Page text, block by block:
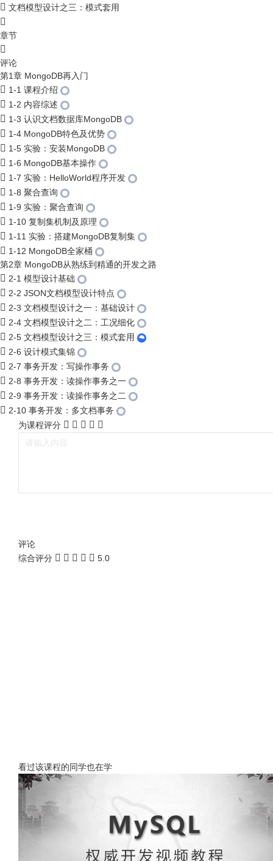
文档模型设计之三：模式套用
章节
评论
第1章 MongoDB再入门
1-1 课程介绍
1-2 内容综述
1-3 认识文档数据库MongoDB
1-4 MongoDB特色及优势
1-5 实验：安装MongoDB
1-6 MongoDB基本操作
1-7 实验：HelloWorld程序开发
1-8 聚合查询
1-9 实验：聚合查询
1-10 复制集机制及原理
1-11 实验：搭建MongoDB复制集
1-12 MongoDB全家桶
第2章 MongoDB从熟练到精通的开发之路
2-1 模型设计基础
2-2 JSON文档模型设计特点
2-3 文档模型设计之一：基础设计
2-4 文档模型设计之二：工况细化
2-5 文档模型设计之三：模式套用
2-6 设计模式集锦
2-7 事务开发：写操作事务
2-8 事务开发：读操作事务之一
2-9 事务开发：读操作事务之二
2-10 事务开发：多文档事务
为课程评分
评论
综合评分
5.0
看过该课程的同学也在学